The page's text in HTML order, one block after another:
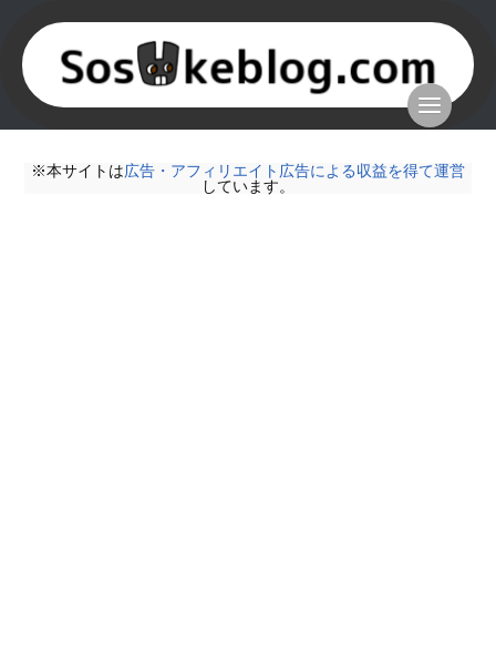
※本サイトは広告・アフィリエイト広告による収益を得て運営
しています。